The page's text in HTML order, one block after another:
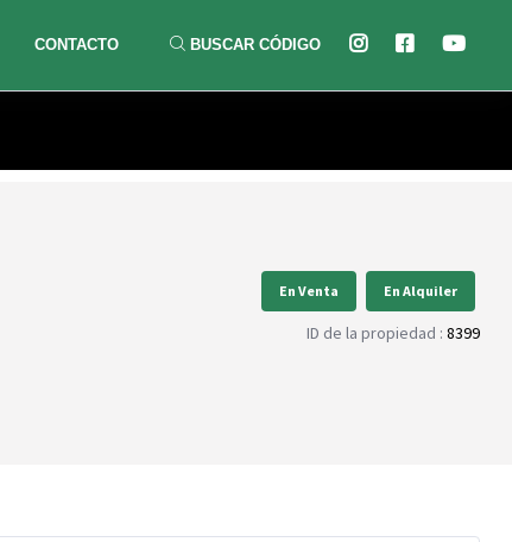
CONTACTO BUSCAR CÓDIGO
En Venta En Alquiler
ID de la propiedad : 8399